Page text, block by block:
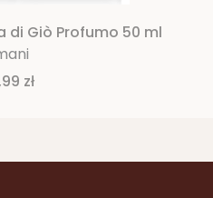
di Giò Profumo 50 ml
zł